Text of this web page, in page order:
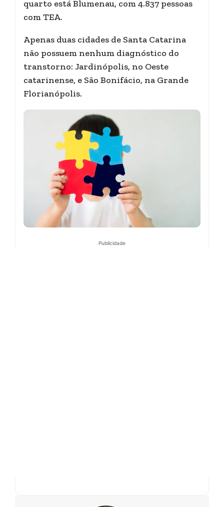
quarto está Blumenau, com 4.837 pessoas
com TEA.
Apenas duas cidades de Santa Catarina
não possuem nenhum diagnóstico do
transtorno: Jardinópolis, no Oeste
catarinense, e São Bonifácio, na Grande
Florianópolis.
Publicidade